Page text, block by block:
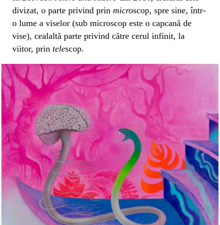
divizat, o parte privind prin microscop, spre sine, într-
o lume a viselor (sub microscop este o capcană de
vise), cealaltă parte privind către cerul infinit, la
viitor, prin telescop.